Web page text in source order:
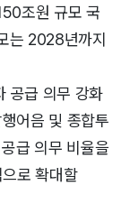
조원 규모 국
는 2028년까지
공급 의무 강화
어음 및 종합투
급 의무 비율을
로 확대할